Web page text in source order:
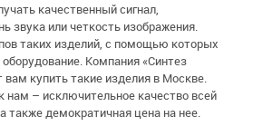
качественный сигнал,
звука или четкость изображения.
таких изделий, с помощью которых
Компания «Синтез
вам купить такие изделия в Москве.
нам – исключительное качество всей
также демократичная цена на нее.